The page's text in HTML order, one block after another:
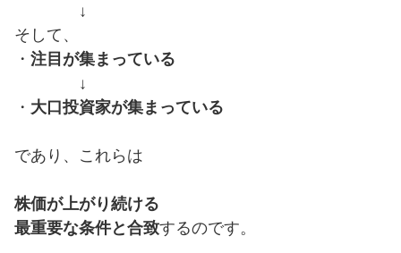
↓
そして、
・ 注目が集まっている
↓
・ 大口投資家が集まっている
であり、これらは
株価が上がり続ける
最重要な条件と合致するのです。